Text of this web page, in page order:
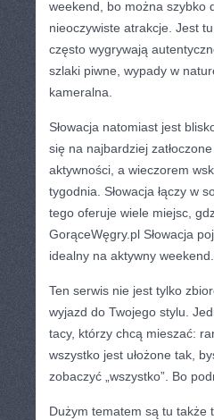
weekend, bo można szybko
nieoczywiste atrakcje. Jest
często wygrywają
szlaki piwne, wypady w
kameralna.
Słowacja natomiast jest
się na najbardziej
aktywności, a wieczorem
tygodnia. Słowacja łączy w
tego oferuje wiele miejsc,
GorąceWęgry.pl Słowacja
idealny na aktywny weekend.
Ten serwis nie jest tylko
wyjazd do Twojego stylu.
tacy, którzy chcą mieszać:
wszystko jest ułożone tak,
zobaczyć „wszystko”. Bo
Dużym tematem są tu także